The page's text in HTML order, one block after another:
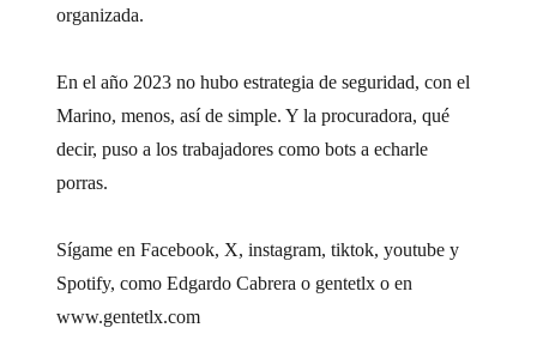
organizada.
En el año 2023 no hubo estrategia de seguridad, con el
Marino, menos, así de simple. Y la procuradora, qué
decir, puso a los trabajadores como bots a echarle
porras.
Sígame en Facebook, X, instagram, tiktok, youtube y
Spotify, como Edgardo Cabrera o gentetlx o en
www.gentetlx.com